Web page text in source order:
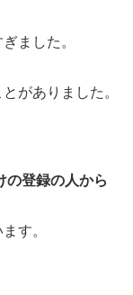
ました。
がありました。
の登録の人から
す。